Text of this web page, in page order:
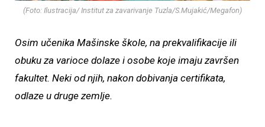
(Foto: Ilustracija/ Institut za zavarivanje Tuzla/S.Mujakić/Megafon)
Osim učenika Mašinske škole, na prekvalifikacije ili
obuku za varioce dolaze i osobe koje imaju završen
fakultet. Neki od njih, nakon dobivanja certifikata,
odlaze u druge zemlje.